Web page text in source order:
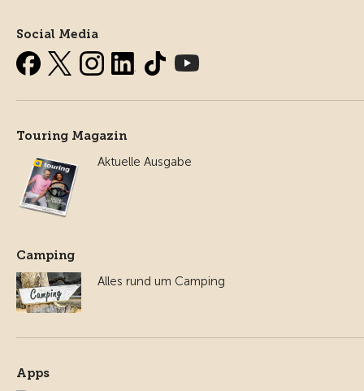
Social Media
Touring Magazin
Aktuelle Ausgabe
Camping
Alles rund um Camping
Apps